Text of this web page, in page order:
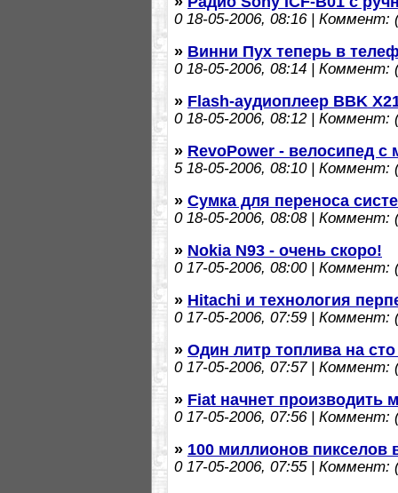
018-05-2006, 08:16 | Коммент:
» Винни Пух теперь в
018-05-2006, 08:14 | Коммент:
» Flash-аудиоплеер BBK
018-05-2006, 08:12 | Коммент:
» RevoPower - велосипед с
518-05-2006, 08:10 | Коммент:
» Сумка для переноса
018-05-2006, 08:08 | Коммент:
» Nokia N93 - очень скоро!
017-05-2006, 08:00 | Коммент:
» Hitachi и технология
017-05-2006, 07:59 | Коммент:
» Один литр топлива на
017-05-2006, 07:57 | Коммент:
» Fiat начнет
017-05-2006, 07:56 | Коммент:
» 100 миллионов пикселов
017-05-2006, 07:55 | Коммент: